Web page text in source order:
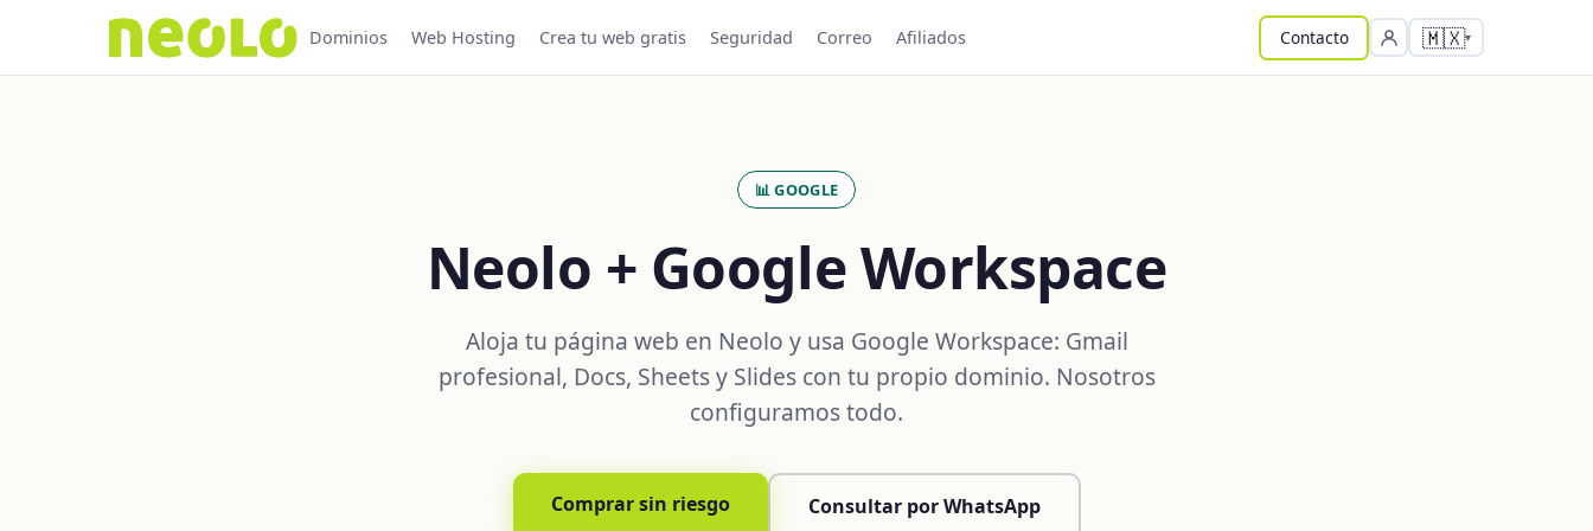
Dominios Web Hosting Crea tu web gratis Seguridad Correo Afiliados Contacto 🇲🇽
📊 GOOGLE
Neolo + Google Workspace
Aloja tu página web en Neolo y usa Google Workspace: Gmail
profesional, Docs, Sheets y Slides con tu propio dominio. Nosotros
configuramos todo.
Comprar sin riesgo Consultar por WhatsApp